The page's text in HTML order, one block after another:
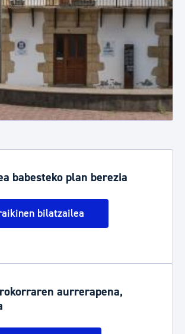
babesteko plan berezia
bilatzailea
aurrerapena,